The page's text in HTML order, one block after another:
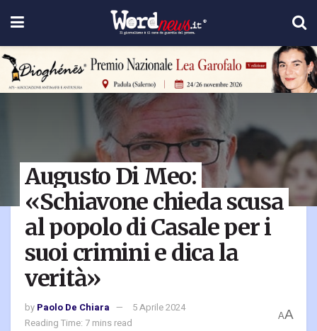
Augusto Di Meo:
«Schiavone chieda scusa
al popolo di Casale per i
suoi crimini e dica la
verità»
by Paolo De Chiara
5 Aprile 2024
Reading Time: 7 mins read
AA